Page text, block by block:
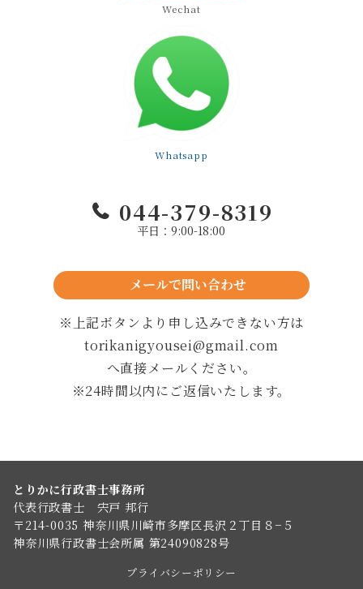
Wechat
Whatsapp
044-379-8319
平日：9:00-18:00
メールで問い合わせ
※上記ボタンより申し込みできない方は
torikanigyousei@gmail.com
へ直接メールください。
※24時間以内にご返信いたします。
とりかに行政書士事務所
代表行政書士 宍戸 邦行
〒214-0035 神奈川県川崎市多摩区長沢２丁目８−５
神奈川県行政書士会所属 第24090828号
プライバシーポリシー